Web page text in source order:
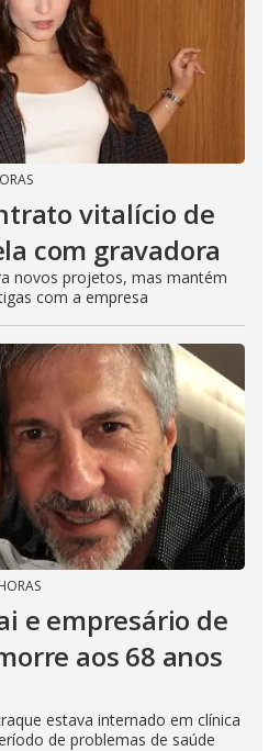
vitalício de
com gravadora
novos projetos, mas mantém
com a empresa
e empresário de
aos 68 anos
estava internado em clínica
de problemas de saúde